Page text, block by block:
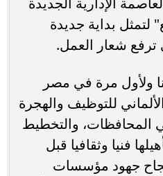
بداية جديدة
ترفع شعار العمل.
ولأول مرة في مصر
للتوظيف والهجرة
المحافظات، والتخطيط
فنيا وثقافيا قبل
جهود مؤسسات